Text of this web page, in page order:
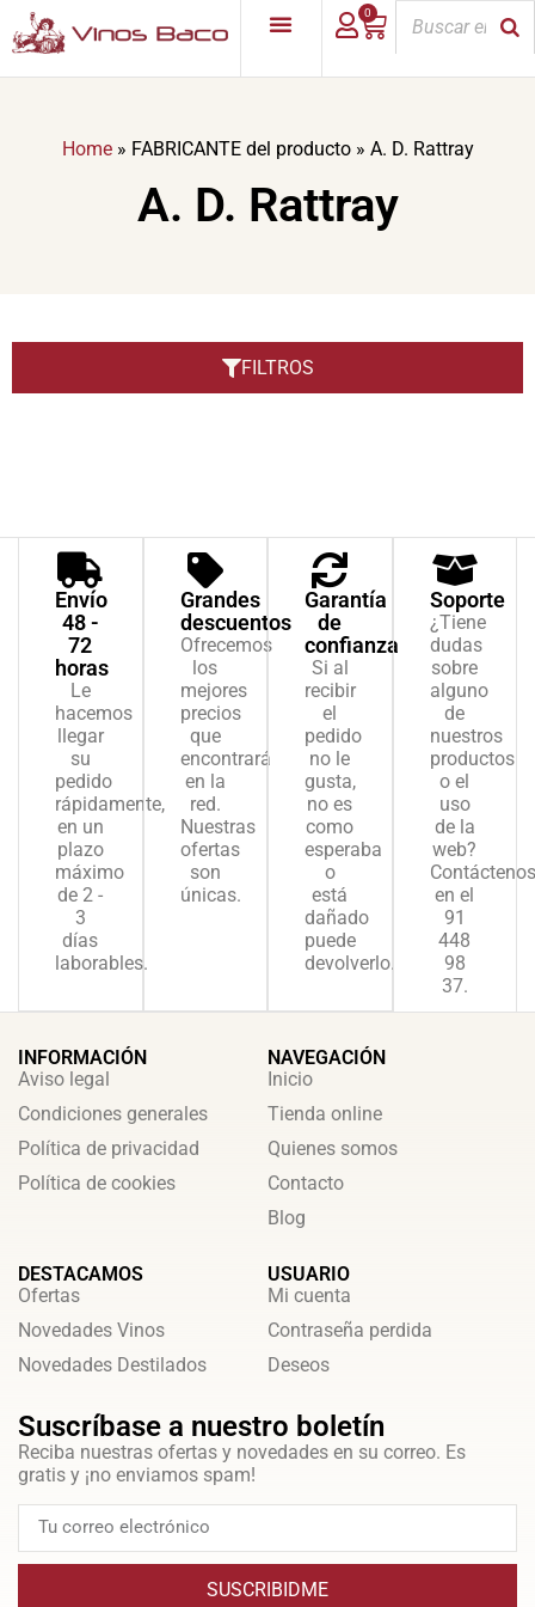
0
Home» FABRICANTE del producto» A. D. Rattray
A. D. Rattray
FILTROS
Envío
48 -
72
horas
Le
hacemos
llegar
su
pedido
rápidamente,
en un
plazo
máximo
de 2 -
3
días
laborables.
Grandes
descuentos
Ofrecemos
los
mejores
precios
que
encontrará
en la
red.
Nuestras
ofertas
son
únicas.
Garantía
de
confianza
Si al
recibir
el
pedido
no le
gusta,
no es
como
esperaba
o
está
dañado
puede
devolverlo.
Soporte
¿Tiene
dudas
sobre
alguno
de
nuestros
productos
o el
uso
de la
web?
Contáctenos
en el
91
448
98
37.
INFORMACIÓN
Aviso legal
Condiciones generales
Política de privacidad
Política de cookies
NAVEGACIÓN
Inicio
Tienda online
Quienes somos
Contacto
Blog
DESTACAMOS
Ofertas
Novedades Vinos
Novedades Destilados
USUARIO
Mi cuenta
Contraseña perdida
Deseos
Suscríbase a nuestro boletín
Reciba nuestras ofertas y novedades en su correo. Es
gratis y ¡no enviamos spam!
SUSCRIBIDME